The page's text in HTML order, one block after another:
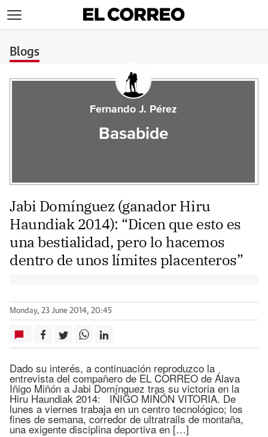
Blogs
Fernando J. Pérez
Basabide
Jabi Domínguez (ganador Hiru
Haundiak 2014): “Dicen que esto es
una bestialidad, pero lo hacemos
dentro de unos límites placenteros”
Monday, 23 June 2014, 20:45
Dado su interés, a continuación reproduzco la
entrevista del compañero de EL CORREO de Álava
Iñigo Miñón a Jabi Domínguez tras su victoria en la
Hiru Haundiak 2014: IÑIGO MIÑÓN VITORIA. De
lunes a viernes trabaja en un centro tecnológico; los
fines de semana, corredor de ultratrails de montaña,
una exigente disciplina deportiva en […]